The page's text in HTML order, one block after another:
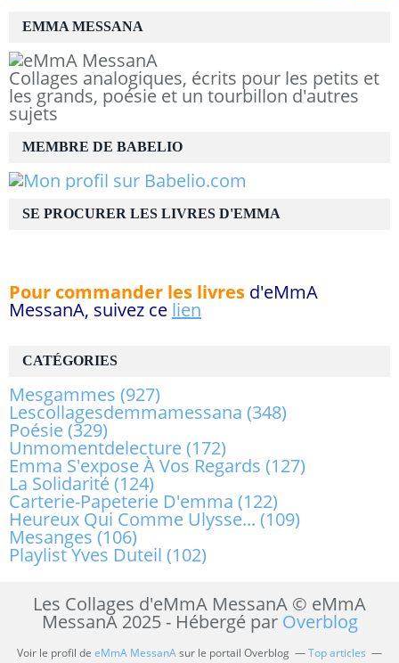
EMMA MESSANA
Collages analogiques, écrits pour les petits et
les grands, poésie et un tourbillon d'autres
sujets
CATÉGORIES
Mesgammes (927)
Lescollagesdemmamessana (348)
Poésie(329)
Unmomentdelecture(172)
Emma S'expose À Vos Regards (127)
La Solidarité(124)
Carterie-Papeterie D'emma (122)
Heureux Qui Comme Ulysse... (109)
Mesanges(106)
Playlist Yves Duteil (102)
MEMBRE DE BABELIO
SE PROCURER LES LIVRES D'EMMA
Pour commander les livres d'eMmA
MessanA, suivez ce lien
Les Collages d'eMmA MessanA © eMmA
MessanA 2025 - Hébergé par Overblog
Voir le profil de eMmA MessanAsur le portail Overblog
Top articles